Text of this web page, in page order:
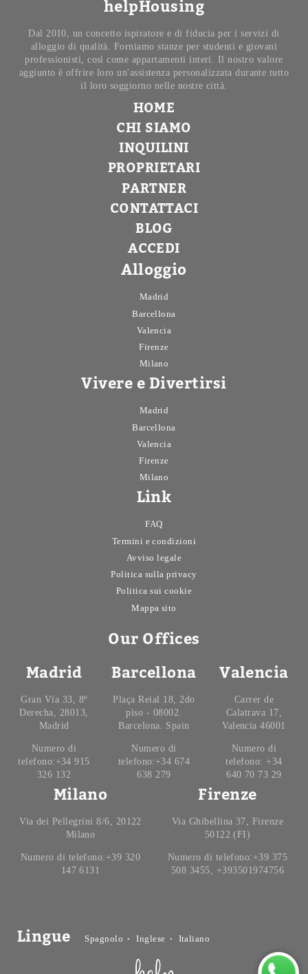
helpHousing
Dal 2010, un concetto ispiratore e di fiducia per i servizi di
alloggio di qualità. Forniamo stanze per studenti e giovani
professionisti, così come appartamenti interi. Il nostro valore
aggiunto è offrire loro un'assistenza personalizzata durante tutto
il loro soggiorno nelle nostre città.
HOME
CHI SIAMO
INQUILINI
PROPRIETARI
PARTNER
CONTATTACI
BLOG
ACCEDI
Alloggio
Madrid
Barcellona
Valencia
Firenze
Milano
Vivere e Divertirsi
Madrid
Barcellona
Valencia
Firenze
Milano
Link
FAQ
Termini e condizioni
Avviso legale
Politica sulla privacy
Politica sui cookie
Mappa sito
Our Offices
Madrid
Gran Vía 33, 8º
Derecha, 28013,
Madrid
Numero di
telefono:+34 915
326 132
Barcellona
Plaça Reial 18, 2do
piso - 08002.
Barcelona. Spain
Numero di
telefono:+34 674
638 279
Valencia
Carrer de
Calatrava 17,
Valencia 46001
Numero di
telefono: +34
640 70 73 29
Milano
Via dei Pellegrini 8/6, 20122
Milano
Numero di telefono:+39 320
147 6131
Firenze
Via Ghibellina 37, Firenze
50122 (FI)
Numero di telefono:+39 375
508 3455, +393501974756
Lingue Spagnolo Inglese Italiano